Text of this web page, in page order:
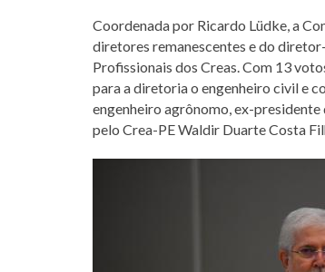
Coordenada por Ricardo Lüdke, a
diretores remanescentes e do
Profissionais dos Creas. Com 13
para a diretoria o engenheiro civil e
engenheiro agrônomo, ex-
pelo Crea-PE Waldir Duarte Costa